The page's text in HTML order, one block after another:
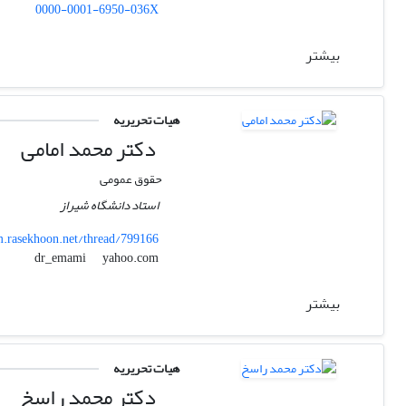
0000-0001-6950-036X
بیشتر
هیات تحریریه
دکتر محمد امامی
حقوق عمومی
استاد دانشگاه شیراز
thread/799166
dr_emami
yahoo.com
بیشتر
هیات تحریریه